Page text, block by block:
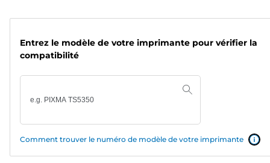
Entrez le modèle de votre imprimante pour vérifier la
compatibilité
Comment trouver le numéro de modèle de votre imprimante